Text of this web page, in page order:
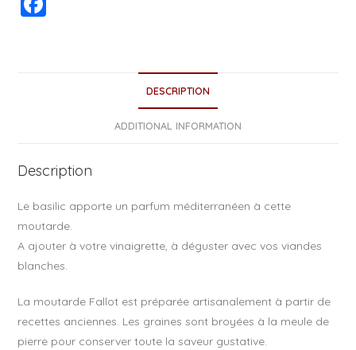
o
k
DESCRIPTION
ADDITIONAL INFORMATION
Description
Le basilic apporte un parfum méditerranéen à cette
moutarde.
A ajouter à votre vinaigrette, à déguster avec vos viandes
blanches.
La moutarde Fallot est préparée artisanalement à partir de
recettes anciennes. Les graines sont broyées à la meule de
pierre pour conserver toute la saveur gustative.